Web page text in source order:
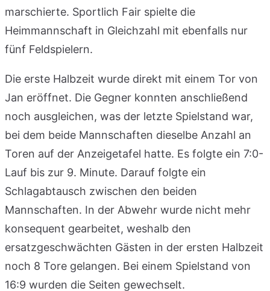
marschierte. Sportlich Fair spielte die
Heimmannschaft in Gleichzahl mit ebenfalls nur
fünf Feldspielern.
Die erste Halbzeit wurde direkt mit einem Tor von
Jan eröffnet. Die Gegner konnten anschließend
noch ausgleichen, was der letzte Spielstand war,
bei dem beide Mannschaften dieselbe Anzahl an
Toren auf der Anzeigetafel hatte. Es folgte ein 7:0-
Lauf bis zur 9. Minute. Darauf folgte ein
Schlagabtausch zwischen den beiden
Mannschaften. In der Abwehr wurde nicht mehr
konsequent gearbeitet, weshalb den
ersatzgeschwächten Gästen in der ersten Halbzeit
noch 8 Tore gelangen. Bei einem Spielstand von
16:9 wurden die Seiten gewechselt.